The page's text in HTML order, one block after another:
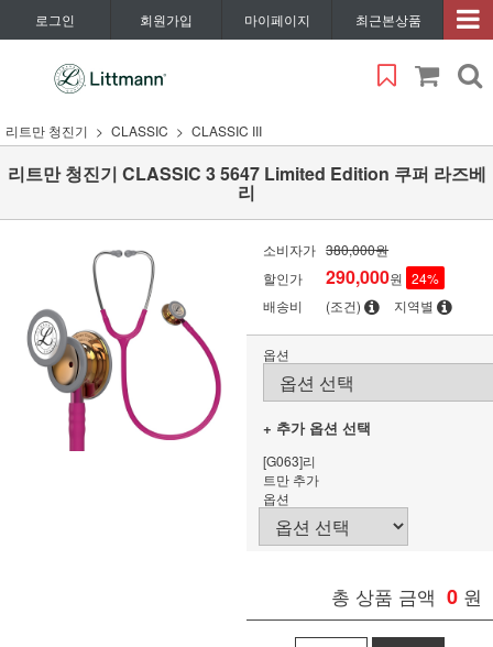
로그인 회원가입 마이페이지 최근본상품
리트만 청진기 CLASSIC CLASSIC III
리트만 청진기 CLASSIC 3 5647 Limited Edition 쿠퍼 라즈베
리
소비자가 380,000원
할인가
290,000원 24%
배송비
(조건) 지역별
옵션
+ 추가 옵션 선택
[G063]리
트만 추가
옵션
총 상품 금액 0 원